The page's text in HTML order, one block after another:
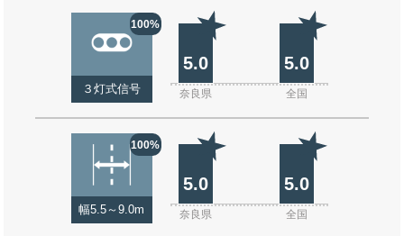
100%
３灯式信号
5.0 5.0
奈良県 全国
100%
幅5.5～9.0m
5.0 5.0
奈良県 全国